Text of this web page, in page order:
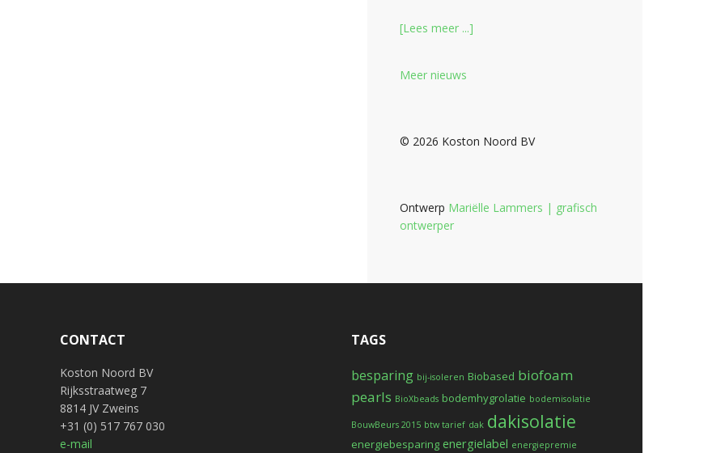
[Lees meer ...]
Meer nieuws
© 2026 Koston Noord BV
Ontwerp Mariëlle Lammers | grafisch
ontwerper
CONTACT
Koston Noord BV
Rijksstraatweg 7
8814 JV Zweins
+31 (0) 517 767 030
e-mail
TAGS
besparing bij-isoleren Biobased biofoam
pearls BioXbeads bodemhygrolatie bodemisolatie
BouwBeurs 2015 btw tarief dak dakisolatie
energiebesparing energielabel energiepremie